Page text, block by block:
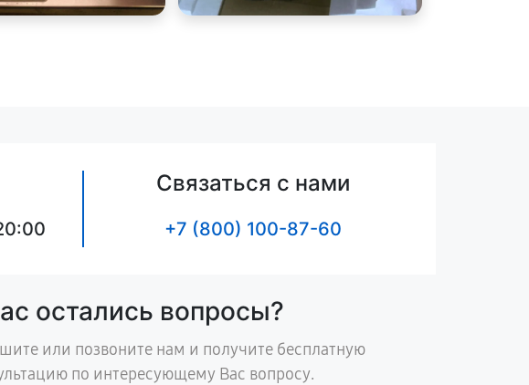
Связаться с нами
+7 (800) 100-87-60
остались вопросы?
или позвоните нам и получите бесплатную
по интересующему Вас вопросу.